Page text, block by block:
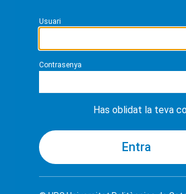
Usuari
Contrasenya
Has oblidat la teva